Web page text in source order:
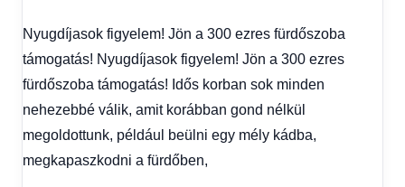
hírek
Gazdaság,
Hírek,
kézből,
Hitel
Nyugdíjasok figyelem! Jön a 300 ezres fürdőszoba
támogatás! Nyugdíjasok figyelem! Jön a 300 ezres
fürdőszoba támogatás! Idős korban sok minden
nehezebbé válik, amit korábban gond nélkül
megoldottunk, például beülni egy mély kádba,
megkapaszkodni a fürdőben,